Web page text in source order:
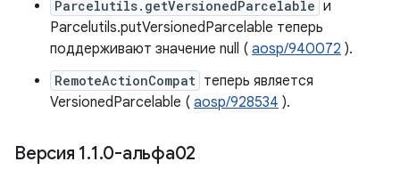
Parcelutils.getVersionedParcelable и
Parcelutils.putVersionedParcelable теперь
поддерживают значение null ( aosp/940072 ).
RemoteActionCompat теперь является
VersionedParcelable ( aosp/928534 ).
Версия 1.1.0-альфа02